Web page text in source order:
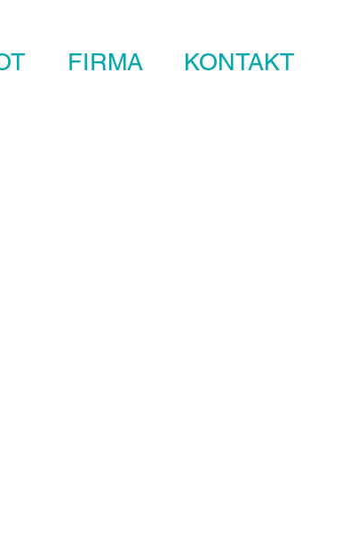
FIRMA KONTAKT